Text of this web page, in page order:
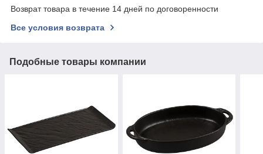
Возврат товара в течение 14 дней по договоренности
Все условия возврата
Подобные товары компании